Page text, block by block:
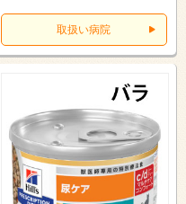
取扱い病院